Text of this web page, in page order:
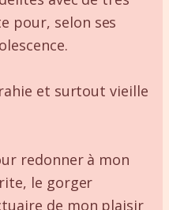
pour, selon ses
et surtout vieille
redonner à mon
le gorger
de mon plaisir